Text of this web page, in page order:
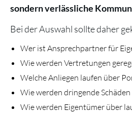
sondern verlässliche
Bei der Auswahl sollte daher
Wer ist Ansprechpartner für
Wie werden Vertretungen
Welche Anliegen laufen über
Wie werden dringende
Wie werden Eigentümer über